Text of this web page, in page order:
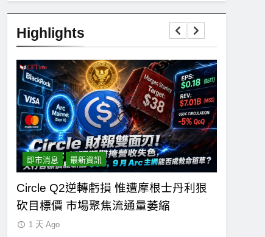
Highlights
即市消息 最新資訊
Circle Q2逆轉虧損 惟遭摩根士丹利狠
砍目標價 市場聚焦流通量萎縮
1 天 Ago